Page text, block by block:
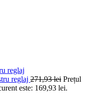
reglaj 271,93lei Prețul
este: 169,93 lei.